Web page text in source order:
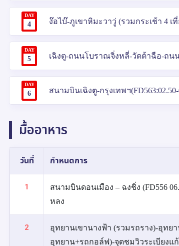
DAY
4 ง๊อไบ๊-ภูเขาหิมะวาวู่ (รวมกระเช้า 4 เที่
DAY
5 เฉิงตู-ถนนโบราณจิ่งหลี่-วัดต้าฉือ-ถน
DAY
6 สนามบินเฉิงตู-กรุงเทพฯ(FD563:02.50-
มื้ออาหาร
วันที่ กำหนดการ
1
สนามบินดอนเมือง – ฉงชิ่ง (FD556
หลง
2
อุทยานเขานางฟ้า (รวมรถราง)-อุท
อุทยาน+รถกอล์ฟ)-จุดชมวิวระเบียงแ